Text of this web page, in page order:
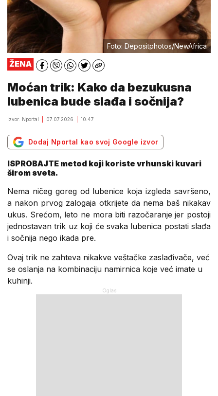
Foto: Depositphotos/NewAfrica
ŽENA
Moćan trik: Kako da bezukusna
lubenica bude slađa i sočnija?
Izvor: Nportal 07.07.2026 10:47
Dodaj Nportal kao svoj Google izvor
ISPROBAJTE metod koji koriste vrhunski kuvari
širom sveta.
Nema ničeg goreg od lubenice koja izgleda savršeno,
a nakon prvog zalogaja otkrijete da nema baš nikakav
ukus. Srećom, leto ne mora biti razočaranje jer postoji
jednostavan trik uz koji će svaka lubenica postati slađa
i sočnija nego ikada pre.
Ovaj trik ne zahteva nikakve veštačke zaslađivače, već
se oslanja na kombinaciju namirnica koje već imate u
kuhinji.